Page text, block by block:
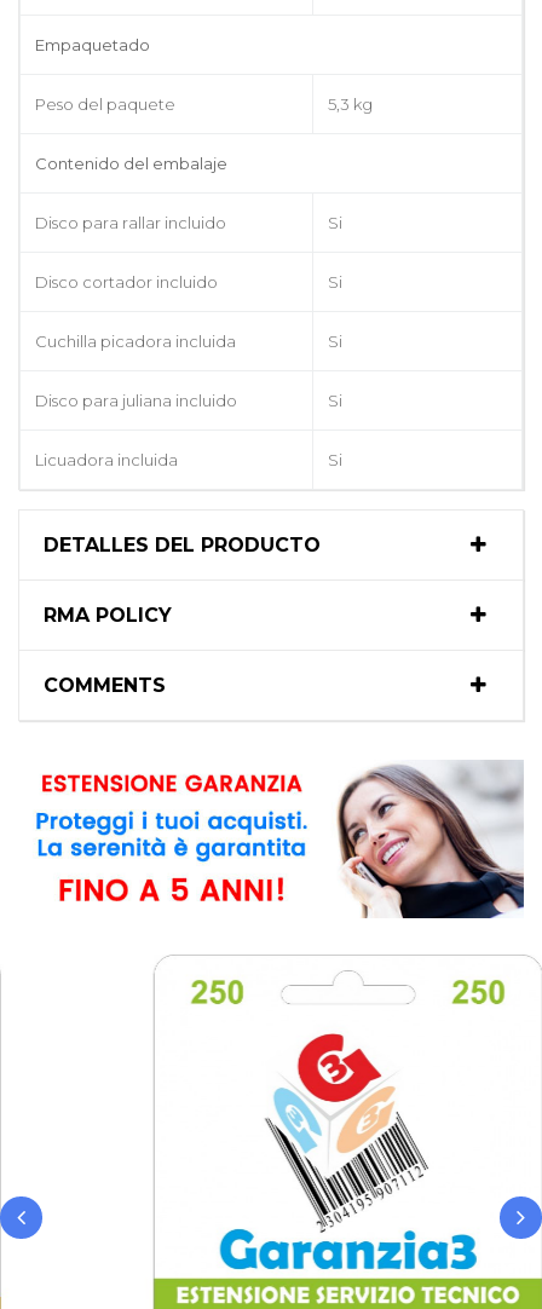
Empaquetado
Peso del paquete 5,3 kg
Contenido del embalaje
Disco para rallar incluido Si
Disco cortador incluido Si
Cuchilla picadora incluida Si
Disco para juliana incluido Si
Licuadora incluida Si
DETALLES DEL PRODUCTO
RMA POLICY
COMMENTS